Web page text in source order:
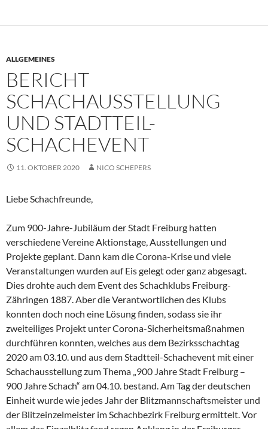
ALLGEMEINES
BERICHT
SCHACHAUSSTELLUNG
UND STADTTEIL-
SCHACHEVENT
11. OKTOBER 2020 NICO SCHEPERS
Liebe Schachfreunde,
Zum 900-Jahre-Jubiläum der Stadt Freiburg hatten
verschiedene Vereine Aktionstage, Ausstellungen und
Projekte geplant. Dann kam die Corona-Krise und viele
Veranstaltungen wurden auf Eis gelegt oder ganz abgesagt.
Dies drohte auch dem Event des Schachklubs Freiburg-
Zähringen 1887. Aber die Verantwortlichen des Klubs
konnten doch noch eine Lösung finden, sodass sie ihr
zweiteiliges Projekt unter Corona-Sicherheitsmaßnahmen
durchführen konnten, welches aus dem Bezirksschachtag
2020 am 03.10. und aus dem Stadtteil-Schachevent mit einer
Schachausstellung zum Thema „900 Jahre Stadt Freiburg –
900 Jahre Schach“ am 04.10. bestand. Am Tag der deutschen
Einheit wurde wie jedes Jahr der Blitzmannschaftsmeister und
der Blitzeinzelmeister im Schachbezirk Freiburg ermittelt. Vor